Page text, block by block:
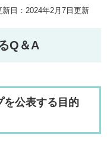
新日：2024年2月7日更新
Q＆A
を公表する目的